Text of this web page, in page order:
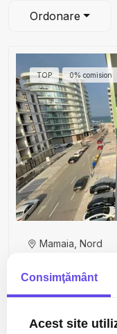
Ordonare
TOP 0% comision
mare & lac –
Mamaia, Nord
2 camere 1
Consimţământ
Acest site